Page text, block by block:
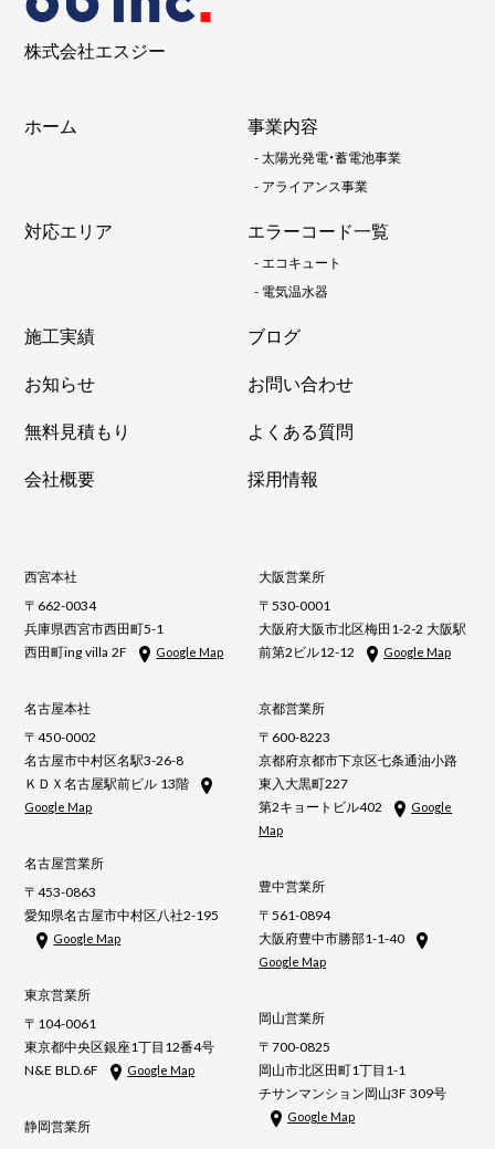
株式会社エスジー
ホーム 事業内容
-太陽光発電・蓄電池事業
- アライアンス事業
対応エリア エラーコード一覧
-エコキュート
- 電気温水器
施工実績
ブログ
お知らせ
お問い合わせ
無料見積もり
よくある質問
会社概要
採用情報
西宮本社
〒662-0034
兵庫県西宮市西田町5-1
西田町ing villa 2F
Google Map
名古屋本社
〒450-0002
名古屋市中村区名駅3-26-8
ＫＤＸ名古屋駅前ビル 13階
Google Map
名古屋営業所
〒453-0863
愛知県名古屋市中村区八社2-195
Google Map
東京営業所
〒104-0061
東京都中央区銀座1丁目12番4号
N&E BLD.6F
Google Map
静岡営業所
大阪営業所
〒530-0001
大阪府大阪市北区梅田1-2-2 大阪駅
前第2ビル12-12
Google Map
京都営業所
〒600-8223
京都府京都市下京区七条通油小路
東入大黒町227
第2キョートビル402
Google
Map
豊中営業所
〒561-0894
大阪府豊中市勝部1-1-40
Google Map
岡山営業所
〒700-0825
岡山市北区田町1丁目1-1
チサンマンション岡山3F 309号
Google Map